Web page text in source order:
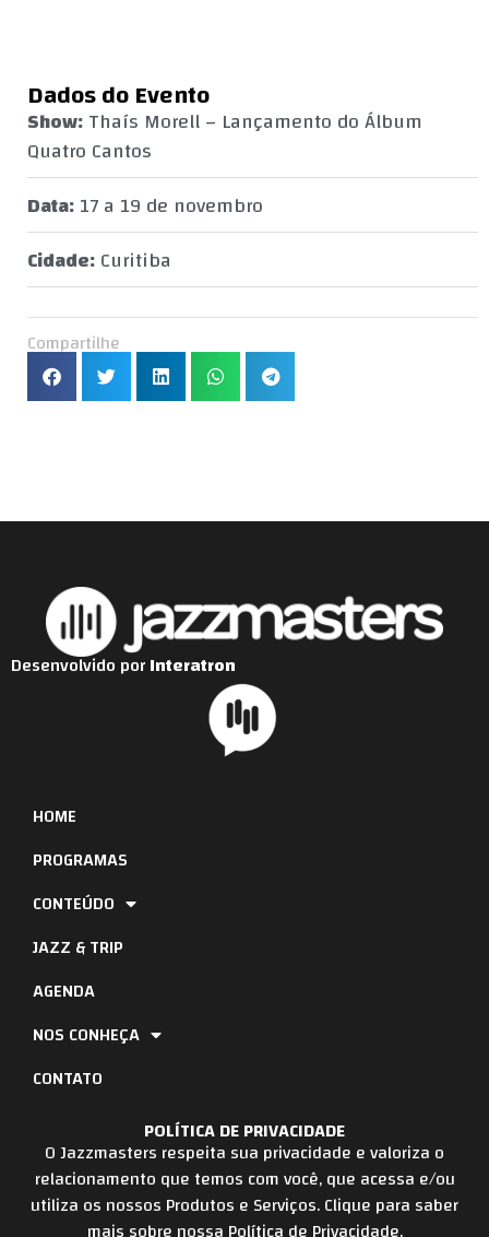
Dados do Evento
Show:Thaís Morell – Lançamento do Álbum
Quatro Cantos
Data:17 a 19 de novembro
Cidade:Curitiba
Compartilhe
POLÍTICA DE PRIVACIDADE
O Jazzmasters respeita sua privacidade e valoriza o
relacionamento que temos com você, que acessa e/ou
utiliza os nossos Produtos e Serviços. Clique para saber
HOME
PROGRAMAS
CONTEÚDO
JAZZ & TRIP
AGENDA
NOS CONHEÇA
CONTATO
Desenvolvido porInteratron